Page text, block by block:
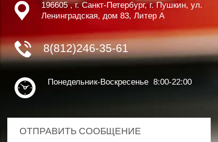
196605 , г. Санкт-Петербург, г. Пушкин, ул.
Ленинградская, дом 83, Литер А
8(812)246-35-61
Понедельник-Воскресенье 8:00-22:00
ОТПРАВИТЬ СООБЩЕНИЕ